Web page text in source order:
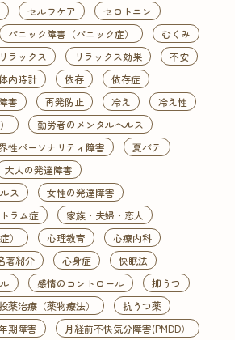
セルフケア
セロトニン
パニック障害（パニック症）
むくみ
リラックス リラックス効果
不安
内時計 依存
依存症
害 再発防止 冷え
冷え性
勤労者のメンタルヘルス
性パーソナリティ障害
夏バテ
大人の発達障害
ス
女性の発達障害
ラム症
家族・夫婦・恋人
）
心理教育
心療内科
著紹介
心身症
快眠法
感情のコントロール
抑うつ
薬治療（薬物療法）
抗うつ薬
期障害
月経前不快気分障害(PMDD）